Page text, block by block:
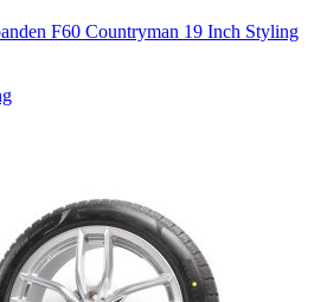
F60 Countryman 19 Inch Styling